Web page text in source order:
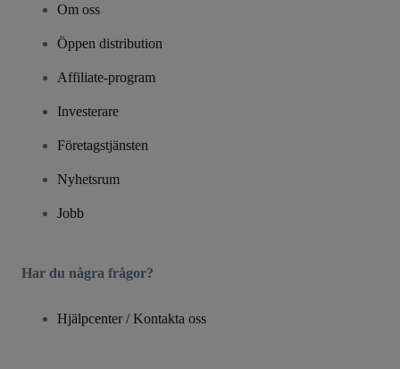
Om oss
Öppen distribution
Affiliate-program
Investerare
Företagstjänsten
Nyhetsrum
Jobb
Har du några frågor?
Hjälpcenter / Kontakta oss